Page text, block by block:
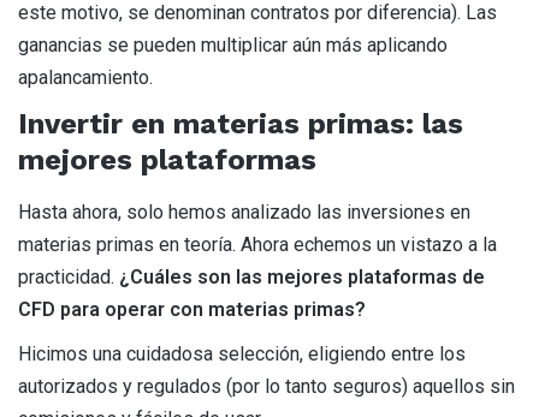
este motivo, se denominan contratos por diferencia). Las
ganancias se pueden multiplicar aún más aplicando
apalancamiento.
Invertir en materias primas: las
mejores plataformas
Hasta ahora, solo hemos analizado las inversiones en
materias primas en teoría. Ahora echemos un vistazo a la
practicidad. ¿Cuáles son las mejores plataformas de
CFD para operar con materias primas?
Hicimos una cuidadosa selección, eligiendo entre los
autorizados y regulados (por lo tanto seguros) aquellos sin